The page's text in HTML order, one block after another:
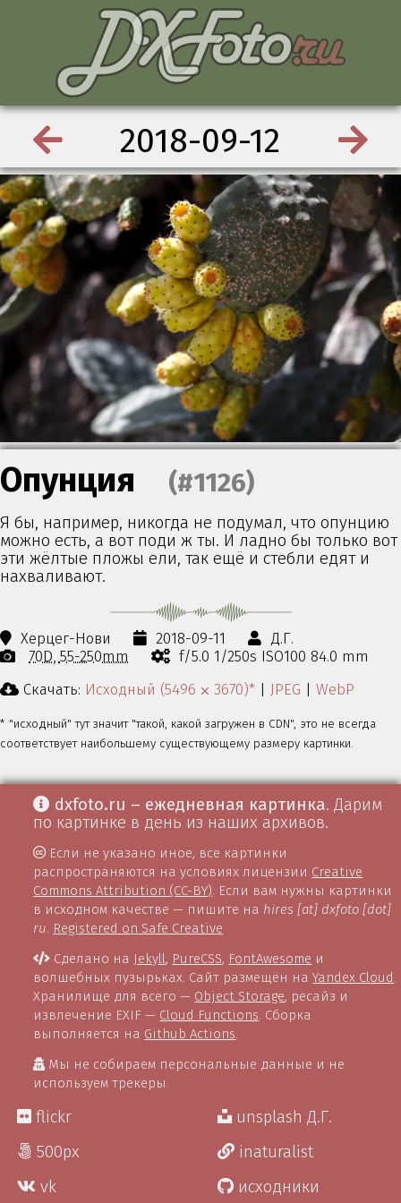
2018-09-12
Опунция (#1126)
Я бы, например, никогда не подумал, что опунцию
можно есть, а вот поди ж ты. И ладно бы только вот
эти жёлтые пложы ели, так ещё и стебли едят и
нахваливают.
Херцег-Нови 2018-09-11
Д.Г.
70D 55-250mm
f/5.0 1/250s ISO100 84.0 mm
Скачать: Исходный (5496 ⨉ 3670)* | JPEG | WebP
* "исходный" тут значит "такой, какой загружен в CDN", это не всегда
соответствует наибольшему существующему размеру картинки.
dxfoto.ru – ежедневная картинка. Дарим
по картинке в день из наших архивов.
Если не указано иное, все картинки
распространяются на условиях лицензии Creative
Commons Attribution (CC-BY). Если вам нужны картинки
в исходном качестве — пишите на hires [at] dxfoto [dot]
ru. Registered on Safe Creative
Сделано на Jekyll, PureCSS, FontAwesome и
волшебных пузырьках. Сайт размещён наYandex Cloud.
Хранилище для всего — Object Storage, ресайз и
извлечение EXIF — Cloud Functions. Сборка
выполняется на Github Actions.
Мы не собираем персональные данные и не
используем трекеры.
flickr
500px
vk
unsplash Д.Г.
inaturalist
исходники